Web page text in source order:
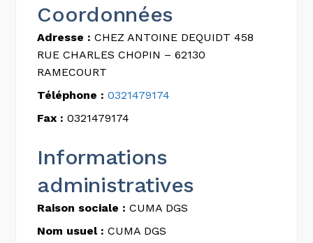
Coordonnées
Adresse : CHEZ ANTOINE DEQUIDT 458
RUE CHARLES CHOPIN – 62130
RAMECOURT
Téléphone : 0321479174
Fax : 0321479174
Informations
administratives
Raison sociale : CUMA DGS
Nom usuel : CUMA DGS